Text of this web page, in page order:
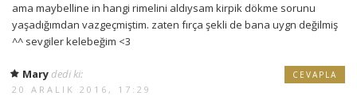
ama maybelline in hangi rimelini aldıysam kirpik dökme sorunu
yaşadığımdan vazgeçmiştim. zaten fırça şekli de bana uygn değilmiş
^^ sevgiler kelebeğim <3
Mary dedi ki:
20 ARALIK 2016, 17:29
CEVAPLA